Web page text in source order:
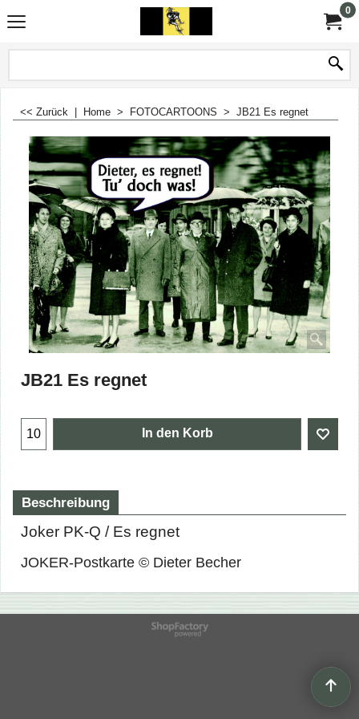
0
<< Zurück Home > FOTOCARTOONS > JB21 Es regnet
JB21 Es regnet
In den Korb
Beschreibung
Joker PK-Q / Es regnet
JOKER-Postkarte © Dieter Becher
WebShop erstellt mit
ShopFactory Shop